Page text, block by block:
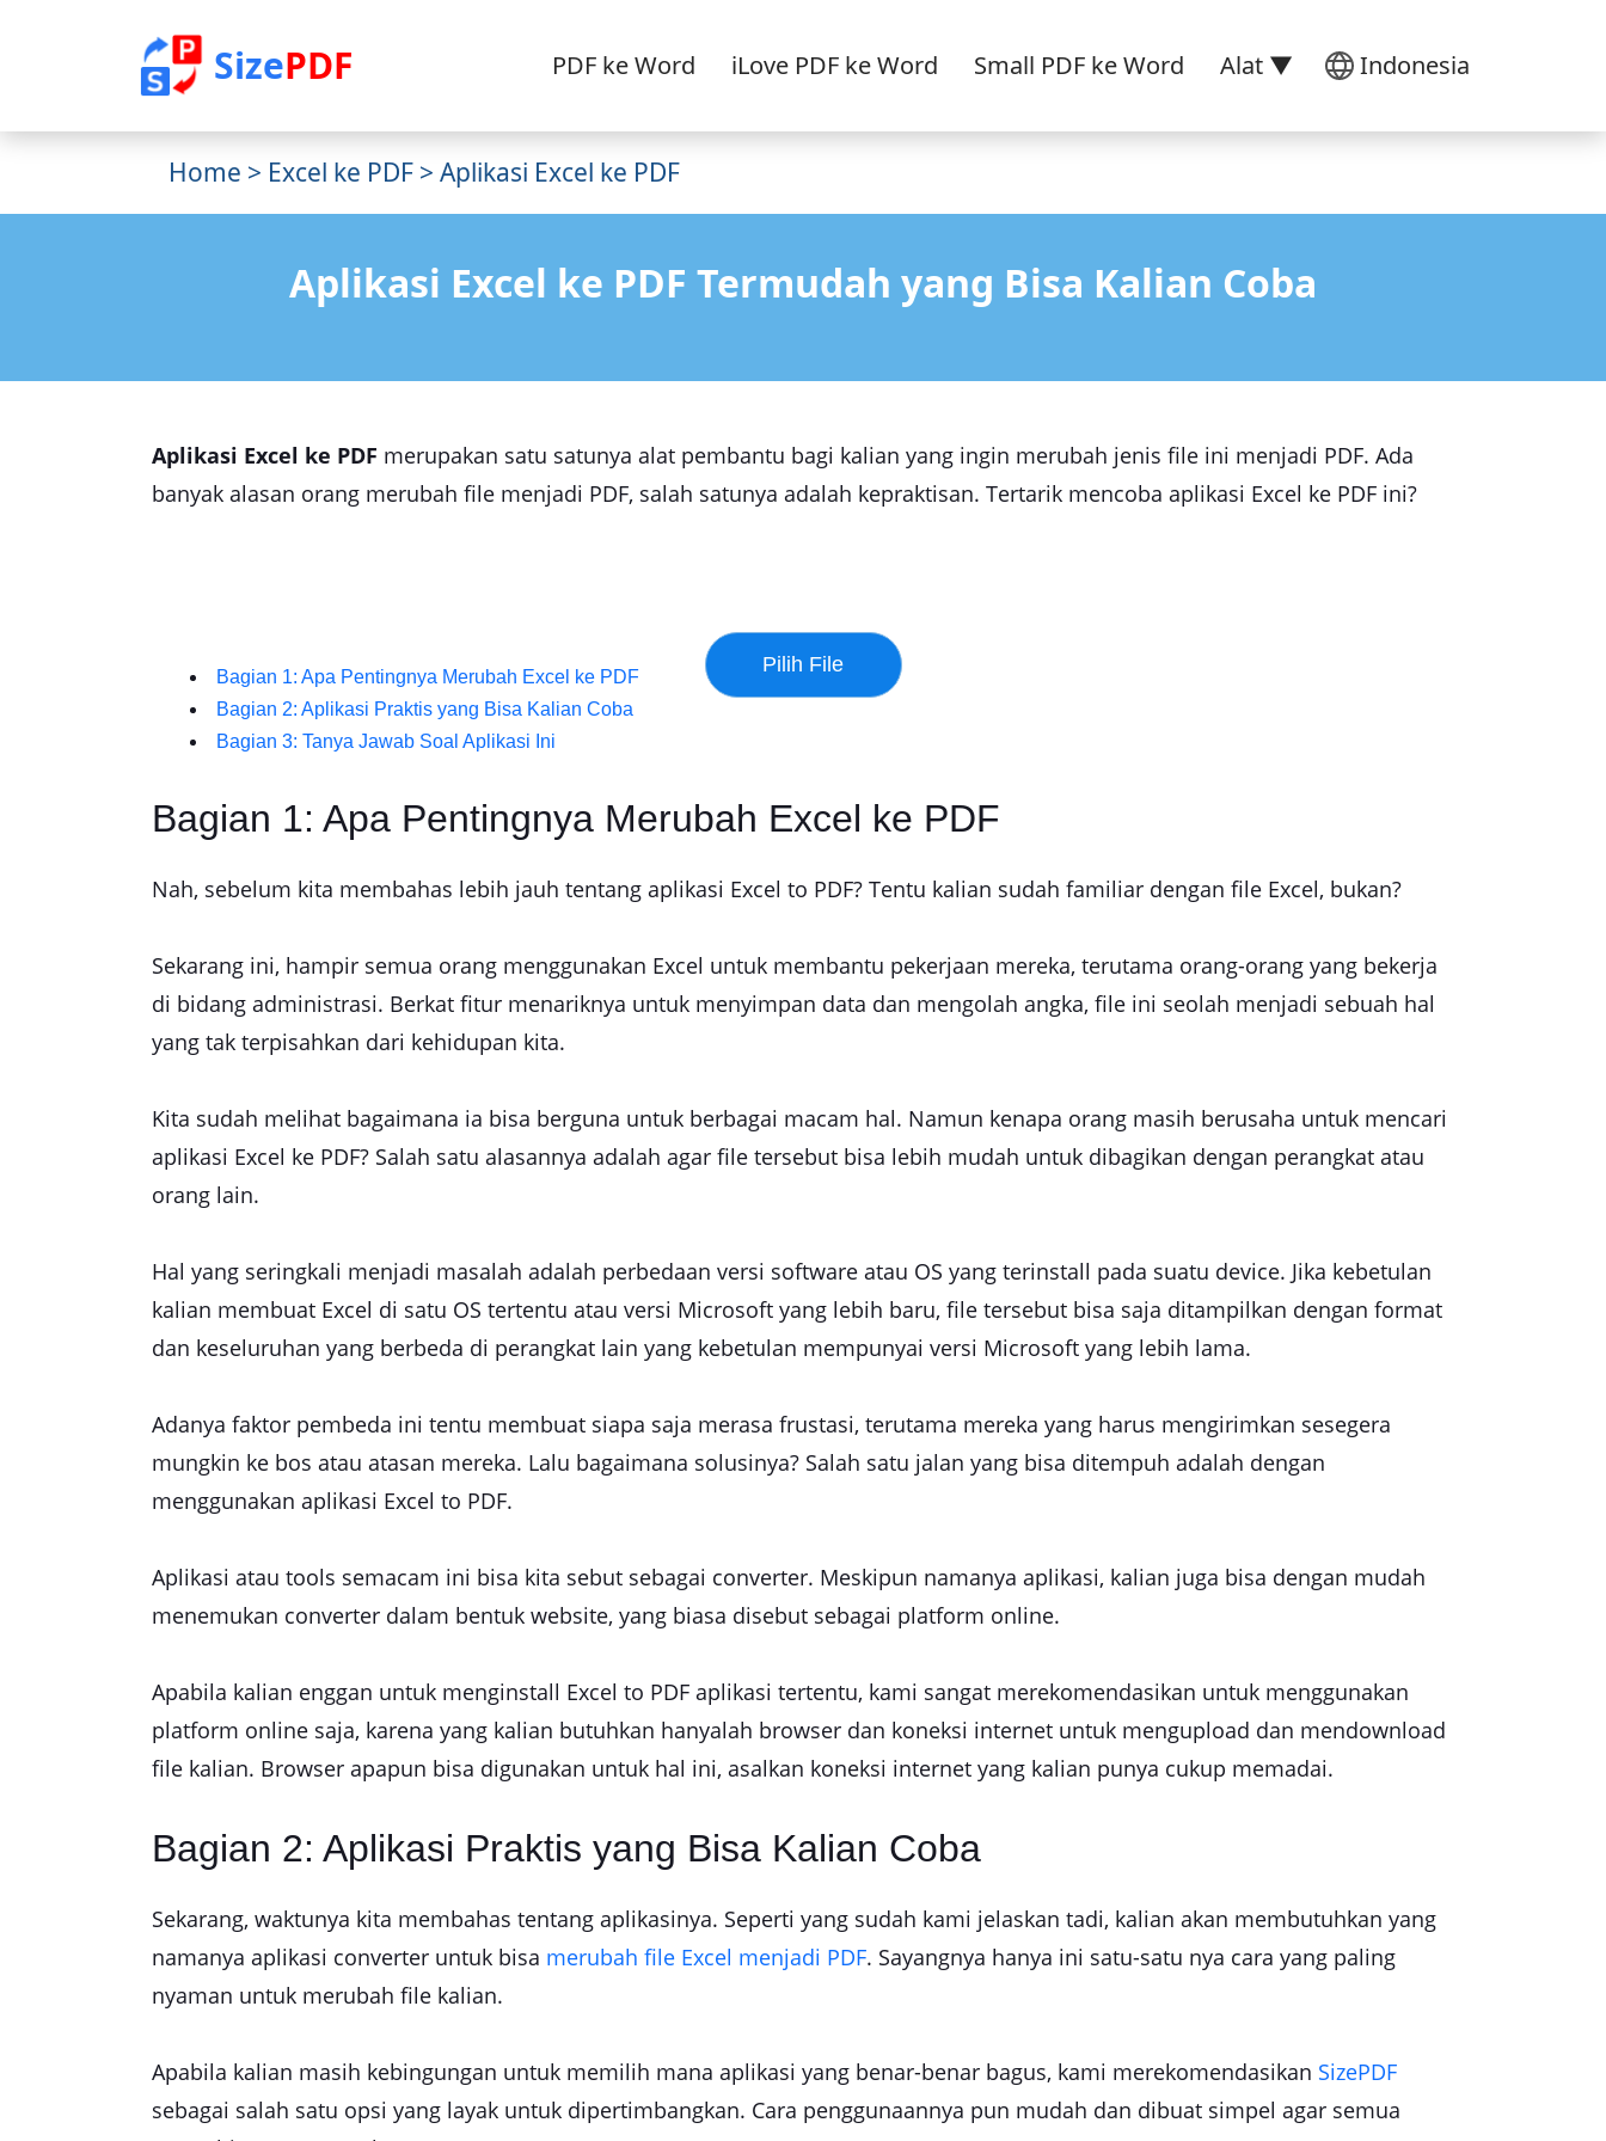
SizePDF Indonesia
PDF ke Word iLove PDF ke Word Small PDF ke Word Alat ▼
Home > Excel ke PDF > Aplikasi Excel ke PDF
Aplikasi Excel ke PDF Termudah yang Bisa Kalian Coba
Aplikasi Excel ke PDF merupakan satu satunya alat pembantu bagi kalian yang ingin merubah jenis file ini menjadi PDF. Ada
banyak alasan orang merubah file menjadi PDF, salah satunya adalah kepraktisan. Tertarik mencoba aplikasi Excel ke PDF ini?
Bagian 1: Apa Pentingnya Merubah Excel ke PDF
Bagian 2: Aplikasi Praktis yang Bisa Kalian Coba
Bagian 3: Tanya Jawab Soal Aplikasi Ini
Bagian 1: Apa Pentingnya Merubah Excel ke PDF
Nah, sebelum kita membahas lebih jauh tentang aplikasi Excel to PDF? Tentu kalian sudah familiar dengan file Excel, bukan?
Sekarang ini, hampir semua orang menggunakan Excel untuk membantu pekerjaan mereka, terutama orang-orang yang bekerja
di bidang administrasi. Berkat fitur menariknya untuk menyimpan data dan mengolah angka, file ini seolah menjadi sebuah hal
yang tak terpisahkan dari kehidupan kita.
Kita sudah melihat bagaimana ia bisa berguna untuk berbagai macam hal. Namun kenapa orang masih berusaha untuk mencari
aplikasi Excel ke PDF? Salah satu alasannya adalah agar file tersebut bisa lebih mudah untuk dibagikan dengan perangkat atau
orang lain.
Hal yang seringkali menjadi masalah adalah perbedaan versi software atau OS yang terinstall pada suatu device. Jika kebetulan
kalian membuat Excel di satu OS tertentu atau versi Microsoft yang lebih baru, file tersebut bisa saja ditampilkan dengan format
dan keseluruhan yang berbeda di perangkat lain yang kebetulan mempunyai versi Microsoft yang lebih lama.
Adanya faktor pembeda ini tentu membuat siapa saja merasa frustasi, terutama mereka yang harus mengirimkan sesegera
mungkin ke bos atau atasan mereka. Lalu bagaimana solusinya? Salah satu jalan yang bisa ditempuh adalah dengan
menggunakan aplikasi Excel to PDF.
Aplikasi atau tools semacam ini bisa kita sebut sebagai converter. Meskipun namanya aplikasi, kalian juga bisa dengan mudah
menemukan converter dalam bentuk website, yang biasa disebut sebagai platform online.
Apabila kalian enggan untuk menginstall Excel to PDF aplikasi tertentu, kami sangat merekomendasikan untuk menggunakan
platform online saja, karena yang kalian butuhkan hanyalah browser dan koneksi internet untuk mengupload dan mendownload
file kalian. Browser apapun bisa digunakan untuk hal ini, asalkan koneksi internet yang kalian punya cukup memadai.
Bagian 2: Aplikasi Praktis yang Bisa Kalian Coba
Sekarang, waktunya kita membahas tentang aplikasinya. Seperti yang sudah kami jelaskan tadi, kalian akan membutuhkan yang
namanya aplikasi converter untuk bisa merubah file Excel menjadi PDF. Sayangnya hanya ini satu-satu nya cara yang paling
nyaman untuk merubah file kalian.
Apabila kalian masih kebingungan untuk memilih mana aplikasi yang benar-benar bagus, kami merekomendasikan SizePDF
sebagai salah satu opsi yang layak untuk dipertimbangkan. Cara penggunaannya pun mudah dan dibuat simpel agar semua